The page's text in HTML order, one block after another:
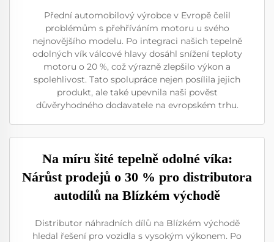
Přední automobilový výrobce v Evropě čelil
problémům s přehříváním motoru u svého
nejnovějšího modelu. Po integraci našich tepelně
odolných vík válcové hlavy dosáhl snížení teploty
motoru o 20 %, což výrazně zlepšilo výkon a
spolehlivost. Tato spolupráce nejen posílila jejich
produkt, ale také upevnila naši pověst
důvěryhodného dodavatele na evropském trhu.
Na míru šité tepelně odolné víka:
Nárůst prodejů o 30 % pro distributora
autodílů na Blízkém východě
Distributor náhradních dílů na Blízkém východě
hledal řešení pro vozidla s vysokým výkonem. Po